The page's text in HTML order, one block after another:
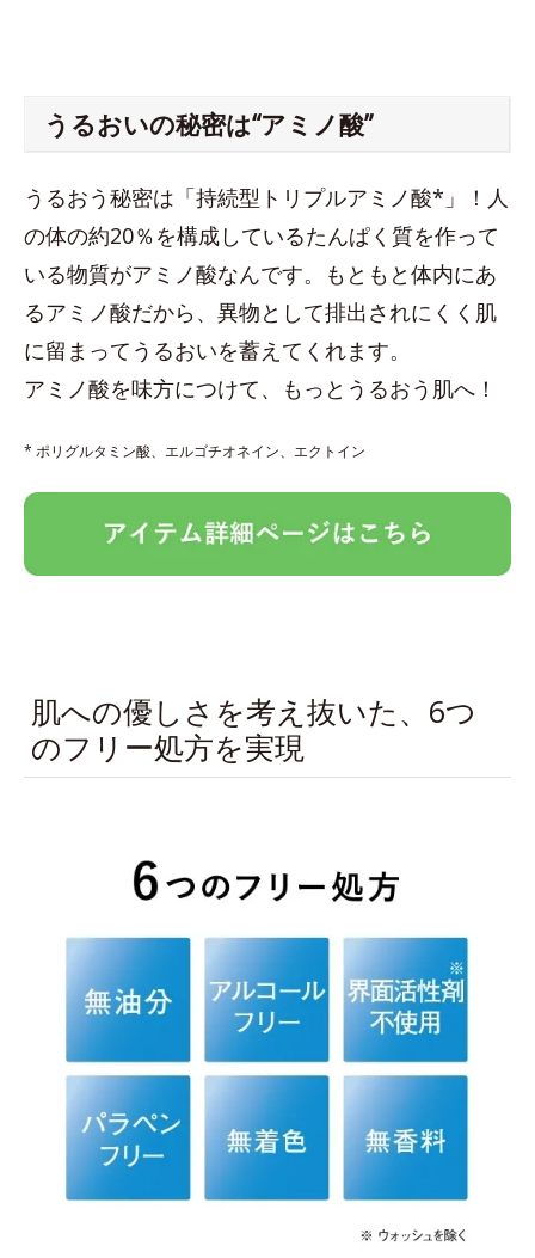
うるおいの秘密は“アミノ酸”
うるおう秘密は「持続型トリプルアミノ酸*」！人
の体の約20％を構成しているたんぱく質を作って
いる物質がアミノ酸なんです。もともと体内にあ
るアミノ酸だから、異物として排出されにくく肌
に留まってうるおいを蓄えてくれます。
アミノ酸を味方につけて、もっとうるおう肌へ！
* ポリグルタミン酸、エルゴチオネイン、エクトイン
肌への優しさを考え抜いた、6つ
のフリー処方を実現